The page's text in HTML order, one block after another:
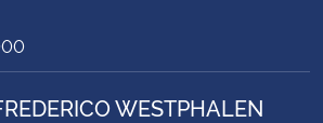
WESTPHALEN